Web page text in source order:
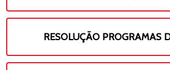
RESOLUÇÃO PROGRAMAS